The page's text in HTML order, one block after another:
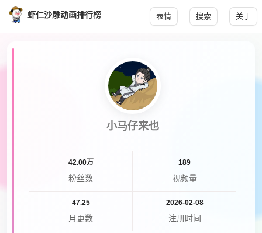
虾仁沙雕动画排行榜 表情 搜索 关于
小马仔来也
42.00万
粉丝数
189
视频量
47.25
月更数
2026-02-08
注册时间